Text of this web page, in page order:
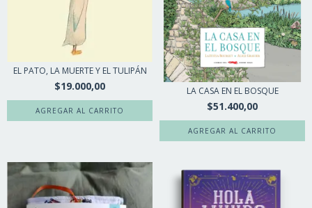
EL PATO, LA MUERTE Y EL TULIPÁN
$19.000,00 LA CASA EN EL BOSQUE
$51.400,00